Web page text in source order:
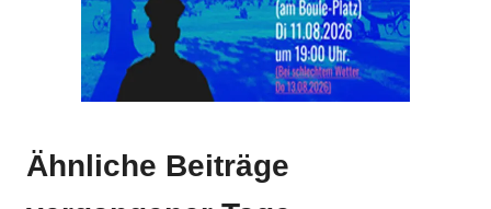
Ähnliche Beiträge